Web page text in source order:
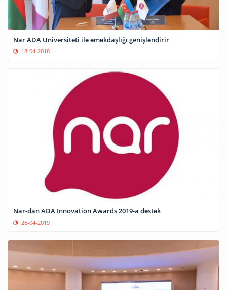
Nar ADA Universiteti ilə əməkdaşlığı genişləndirir
18-04-2018
Nar-dan ADA Innovation Awards 2019-a dəstək
26-04-2019